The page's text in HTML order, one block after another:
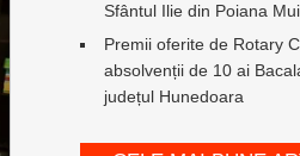
Sfântul Ilie din Poiana
Premii oferite de Rotary
absolvenții de 10 ai
județul Hunedoara